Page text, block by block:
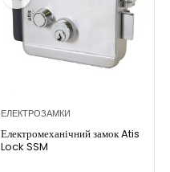
ЕЛЕКТРОЗАМКИ
Електромеханічний замок Atis
Lock SSM